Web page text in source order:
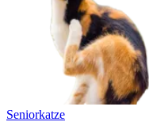
Seniorkatze